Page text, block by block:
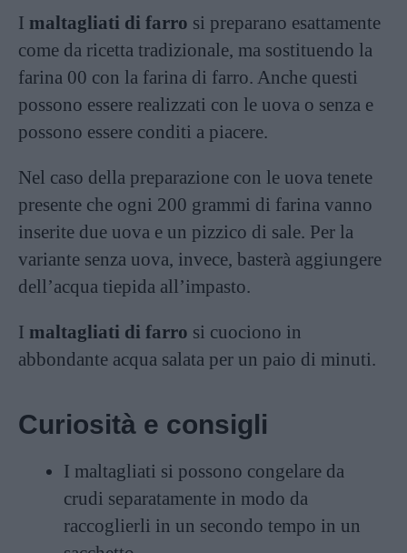
I maltagliati di farro si preparano esattamente
come da ricetta tradizionale, ma sostituendo la
farina 00 con la farina di farro. Anche questi
possono essere realizzati con le uova o senza e
possono essere conditi a piacere.
Nel caso della preparazione con le uova tenete
presente che ogni 200 grammi di farina vanno
inserite due uova e un pizzico di sale. Per la
variante senza uova, invece, basterà aggiungere
dell’acqua tiepida all’impasto.
I maltagliati di farro si cuociono in
abbondante acqua salata per un paio di minuti.
Curiosità e consigli
I maltagliati si possono congelare da
crudi separatamente in modo da
raccoglierli in un secondo tempo in un